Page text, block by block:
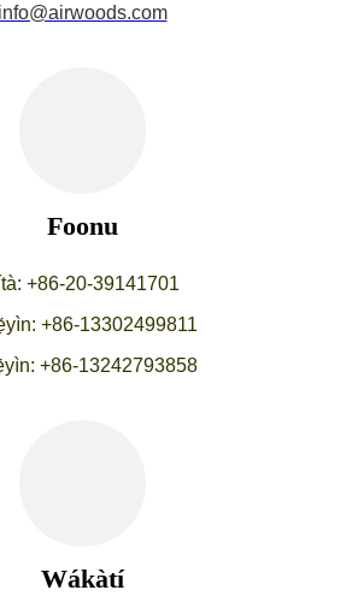
info@airwoods.com
Foonu
+86-20-39141701
+86-13302499811
+86-13242793858
Wákàtí